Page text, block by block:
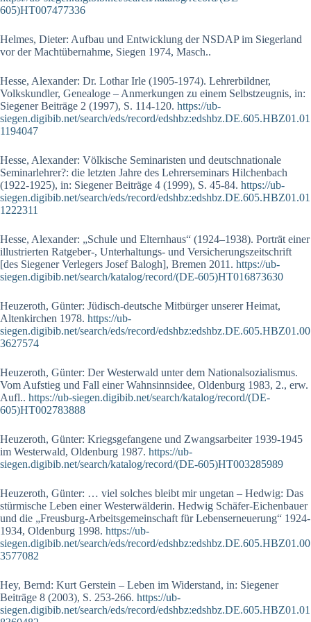
605)HT007477336
Helmes, Dieter: Aufbau und Entwicklung der NSDAP im Siegerland
vor der Machtübernahme, Siegen 1974, Masch..
Hesse, Alexander: Dr. Lothar Irle (1905-1974). Lehrerbildner,
Volkskundler, Genealoge ­– Anmerkungen zu einem Selbstzeugnis, in:
Siegener Beiträge 2 (1997), S. 114-120. https://ub-
siegen.digibib.net/search/eds/record/edshbz:edshbz.DE.605.HBZ01.01
1194047
Hesse, Alexander: Völkische Seminaristen und deutschnationale
Seminarlehrer?: die letzten Jahre des Lehrerseminars Hilchenbach
(1922-1925), in: Siegener Beiträge 4 (1999), S. 45-84. https://ub-
siegen.digibib.net/search/eds/record/edshbz:edshbz.DE.605.HBZ01.01
1222311
Hesse, Alexander: „Schule und Elternhaus“ (1924–1938). Porträt einer
illustrierten Ratgeber-, Unterhaltungs- und Versicherungszeitschrift
[des Siegener Verlegers Josef Balogh], Bremen 2011. https://ub-
siegen.digibib.net/search/katalog/record/(DE-605)HT016873630
Heuzeroth, Günter: Jüdisch-deutsche Mitbürger unserer Heimat,
Altenkirchen 1978. https://ub-
siegen.digibib.net/search/eds/record/edshbz:edshbz.DE.605.HBZ01.00
3627574
Heuzeroth, Günter: Der Westerwald unter dem Nationalsozialismus.
Vom Aufstieg und Fall einer Wahnsinnsidee, Oldenburg 1983, 2., erw.
Aufl.. https://ub-siegen.digibib.net/search/katalog/record/(DE-
605)HT002783888
Heuzeroth, Günter: Kriegsgefangene und Zwangsarbeiter 1939-1945
im Westerwald, Oldenburg 1987. https://ub-
siegen.digibib.net/search/katalog/record/(DE-605)HT003285989
Heuzeroth, Günter: … viel solches bleibt mir ungetan – Hedwig: Das
stürmische Leben einer Westerwälderin. Hedwig Schäfer-Eichenbauer
und die „Freusburg-Arbeitsgemeinschaft für Lebenserneuerung“ 1924-
1934, Oldenburg 1998. https://ub-
siegen.digibib.net/search/eds/record/edshbz:edshbz.DE.605.HBZ01.00
3577082
Hey, Bernd: Kurt Gerstein – Leben im Widerstand, in: Siegener
Beiträge 8 (2003), S. 253-266. https://ub-
siegen.digibib.net/search/eds/record/edshbz:edshbz.DE.605.HBZ01.01